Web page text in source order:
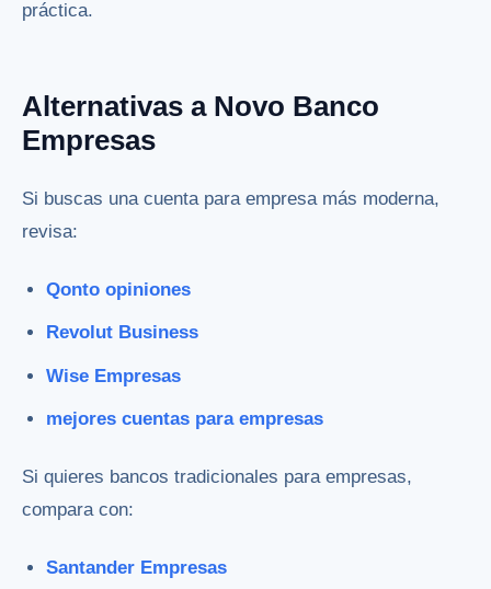
práctica.
Alternativas a Novo Banco
Empresas
Si buscas una cuenta para empresa más moderna,
revisa:
Qonto opiniones
Revolut Business
Wise Empresas
mejores cuentas para empresas
Si quieres bancos tradicionales para empresas,
compara con:
Santander Empresas